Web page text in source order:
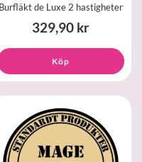
Burfläkt de Luxe 2 hastigheter
329,90 kr
Köp